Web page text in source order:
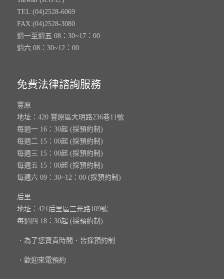
TEL:(04)2528-6069
FAX:(04)2528-3080
週一至週五 08：30~17：00
週六 08：30~12：00
免費法律諮詢服務
豐原
地址：420 豐原區大明路236巷11號
每週一 16：30起 (採預約制)
每週二 15：00起 (採預約制)
每週三 15：00起 (採預約制)
每週五 15：00起 (採預約制)
每週六 09：30~12：00 (採預約制)
后里
地址：421后里區三光路109號
每週四 18：30起 (採預約制)
．為了您寶貴時間．皆採預約制
．歡迎來電預約